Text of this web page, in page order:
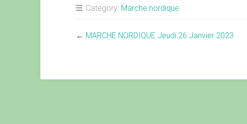
Category: Marche nordique
← MARCHE NORDIQUE Jeudi 26 Janvier 2023